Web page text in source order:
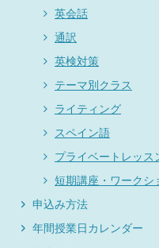
英会話
通訳
英検対策
テーマ別クラス
ライティング
スペイン語
プライベートレッス
短期講座・ワークシ
申込み方法
年間授業日カレンダー